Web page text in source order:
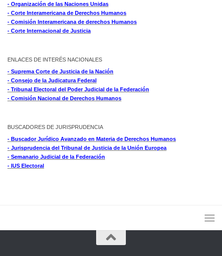
- Organización de las Naciones Unidas
- Corte Interamericana de Derechos Humanos
- Comisión Interamericana de derechos Humanos
- Corte Internacional de Justicia
ENLACES DE INTERÉS NACIONALES
- Suprema Corte de Justicia de la Nación
- Consejo de la Judicatura Federal
- Tribunal Electoral del Poder Judicial de la Federación
- Comisión Nacional de Derechos Humanos
BUSCADORES DE JURISPRUDENCIA
- Buscador Jurídico Avanzado en Materia de Derechos Humanos
- Jurisprudencia del Tribunal de Justicia de la Unión Europea
- Semanario Judicial de la Federación
- IUS Electoral